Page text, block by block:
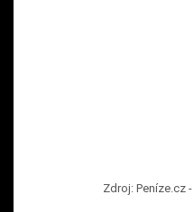
Zdroj: Peníze.cz -